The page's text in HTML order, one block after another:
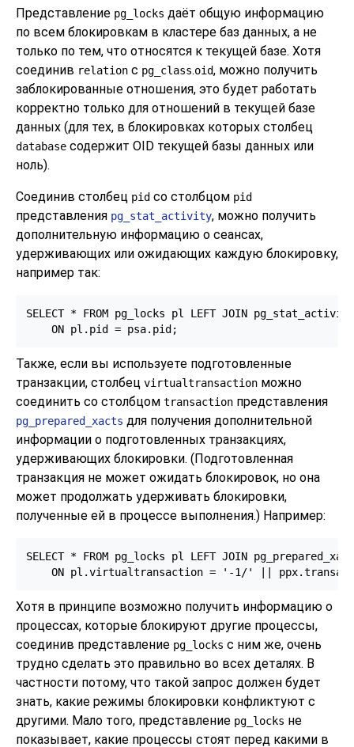
Представление pg_locks даёт общую информацию
по всем блокировкам в кластере баз данных, а не
только по тем, что относятся к текущей базе. Хотя
соединив relation с pg_class.oid, можно получить
заблокированные отношения, это будет работать
корректно только для отношений в текущей базе
данных (для тех, в блокировках которых столбец
database содержит OID текущей базы данных или
ноль).
Соединив столбец pid со столбцом pid
представления pg_stat_activity, можно получить
дополнительную информацию о сеансах,
удерживающих или ожидающих каждую блокировку,
например так:
SELECT * FROM pg_locks pl LEFT JOIN
    ON pl.pid = psa.pid;
Также, если вы используете подготовленные
транзакции, столбец virtualtransaction можно
соединить со столбцом transaction представления
pg_prepared_xacts для получения дополнительной
информации о подготовленных транзакциях,
удерживающих блокировки. (Подготовленная
транзакция не может ожидать блокировок, но она
может продолжать удерживать блокировки,
полученные ей в процессе выполнения.) Например:
SELECT * FROM pg_locks pl LEFT JOIN
ON pl.virtualtransaction = '-1/' ||
Хотя в принципе возможно получить информацию о
процессах, которые блокируют другие процессы,
соединив представление pg_locks с ним же, очень
трудно сделать это правильно во всех деталях. В
частности потому, что такой запрос должен будет
знать, какие режимы блокировки конфликтуют с
другими. Мало того, представление pg_locks не
показывает, какие процессы стоят перед какими в